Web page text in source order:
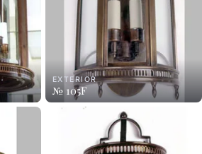
EXTERIOR
№ 105F